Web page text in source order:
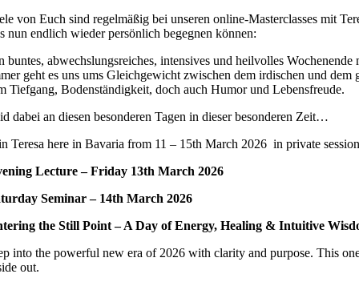
von Euch sind regelmäßig bei unseren online-Masterclasses mit
nun endlich wieder persönlich begegnen können:
buntes, abwechslungsreiches, intensives und heilvolles
geht es uns ums Gleichgewicht zwischen dem irdischen und dem
Tiefgang, Bodenständigkeit, doch auch Humor und Lebensfreude.
dabei an diesen besonderen Tagen in dieser besonderen Zeit…
Teresa here in Bavaria from 11 – 15th March 2026 in private
Lecture – Friday 13th March 2026
Seminar – 14th March 2026
the Still Point–A Day of Energy, Healing & Intuitive
into the powerful new era of 2026 with clarity and purpose. This
out.